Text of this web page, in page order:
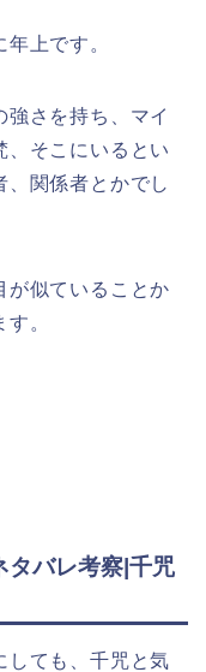
上です。
さを持ち、マイ
、そこにいるとい
、関係者とかでし
が似ていることか
。
タバレ考察|千咒
しても、千咒と気